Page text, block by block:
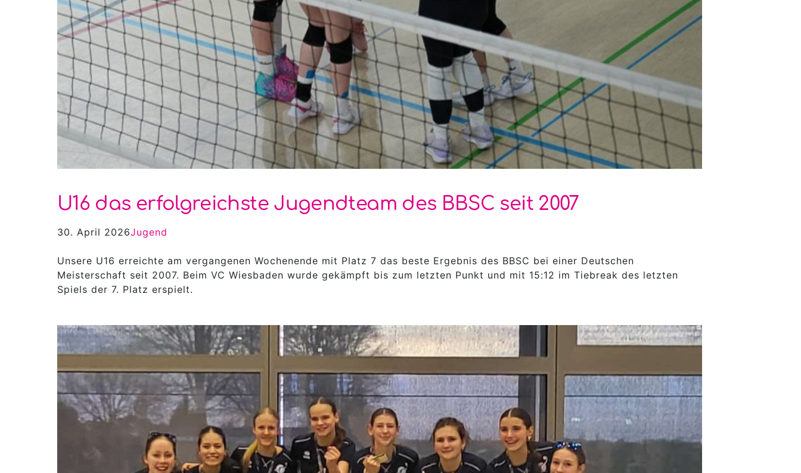
U16 das erfolgreichste Jugendteam des BBSC seit 2007
30. April 2026Jugend
Unsere U16 erreichte am vergangenen Wochenende mit Platz 7 das beste Ergebnis des BBSC bei einer Deutschen
Meisterschaft seit 2007. Beim VC Wiesbaden wurde gekämpft bis zum letzten Punkt und mit 15:12 im Tiebreak des letzten
Spiels der 7. Platz erspielt.